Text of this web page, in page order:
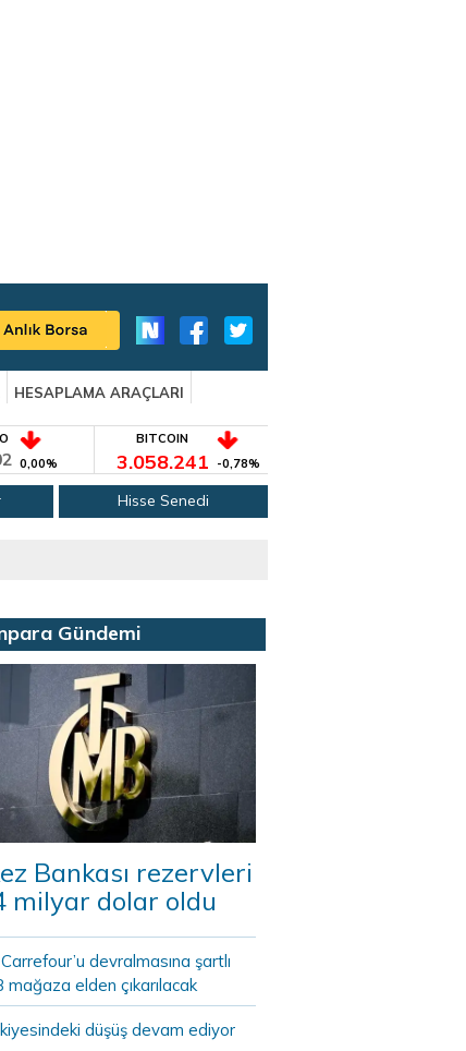
HESAPLAMA ARAÇLARI
0,00%
BITCOIN
3.058.241 -0,78%
Hisse Senedi
Gündemi
Bankası rezervleri
milyar dolar oldu
devralmasına şartlı
mağaza elden çıkarılacak
düşüş devam ediyor